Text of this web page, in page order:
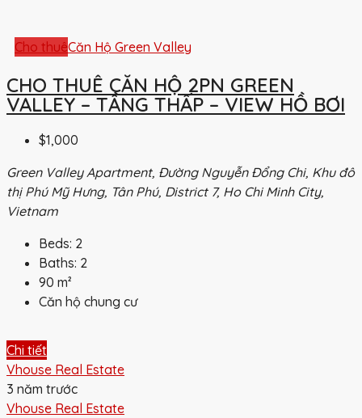
Cho thuêCăn Hộ Green Valley
CHO THUÊ CĂN HỘ 2PN GREEN
VALLEY – TẦNG THẤP – VIEW HỒ BƠI
$1,000
Green Valley Apartment, Đường Nguyễn Đổng Chi, Khu đô
thị Phú Mỹ Hưng, Tân Phú, District 7, Ho Chi Minh City,
Vietnam
Beds: 2
Baths: 2
90 m²
Căn hộ chung cư
Chi tiết
Vhouse Real Estate
3 năm trước
Vhouse Real Estate